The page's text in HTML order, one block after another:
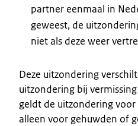
partner eenmaal in
geweest, de
niet als deze weer
Deze uitzondering
uitzondering bij
geldt de uitzondering
alleen voor gehuwden of